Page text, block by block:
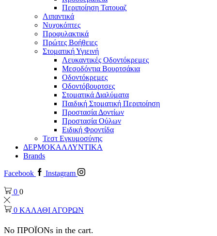
Περιποίηση Τατουαζ
Λιπαντικά
Νυχοκόπτες
Προφυλακτικά
Πρώτες Βοήθειες
Στοματική Υγιεινή
Λευκαντικές Οδοντόκρεμες
Μεσοδόντια Βουρτσάκια
Οδοντόκρεμες
Οδοντόβουρτσες
Στοματικά Διαλύματα
Παιδική Στοματική Περιποίηση
Προστασία Δοντίων
Προστασία Ούλων
Ειδική Φροντίδα
Τεστ Εγκυμοσύνης
ΔΕΡΜΟΚΑΛΛΥΝΤΙΚΑ
Brands
Facebook Instagram
0 0
0 ΚΑΛΑΘΙ ΑΓΟΡΩΝ
No ΠΡΟΪΟΝs in the cart.